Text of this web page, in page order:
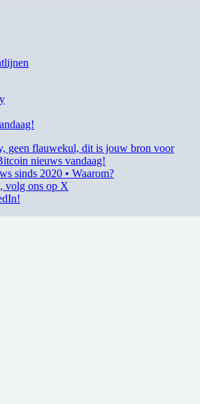
geen flauwekul, dit is jouw bron voor
nieuws vandaag!
sinds 2020 • Waarom?
volg ons op X